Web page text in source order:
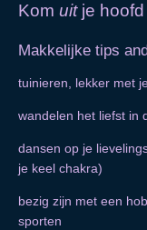
Kom uitje hoofd
Makkelijke tips
tuinieren, lekker met
wandelen het liefst in
dansen op je
je keel chakra)
bezig zijn met een
sporten